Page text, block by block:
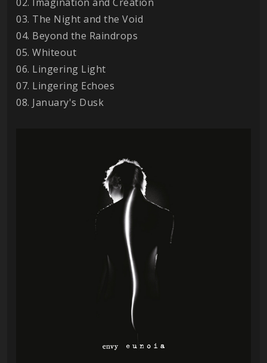
03. The Night and the Void
04. Beyond the Raindrops
05. Whiteout
06. Lingering Light
07. Lingering Echoes
08. January's Dusk